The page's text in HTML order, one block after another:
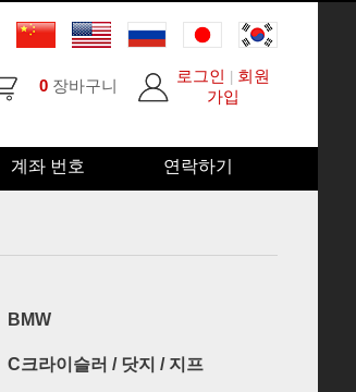
0 장바구니
로그인
회원
가입
계좌 번호 연락하기
BMW
C크라이슬러 / 닷지 / 지프